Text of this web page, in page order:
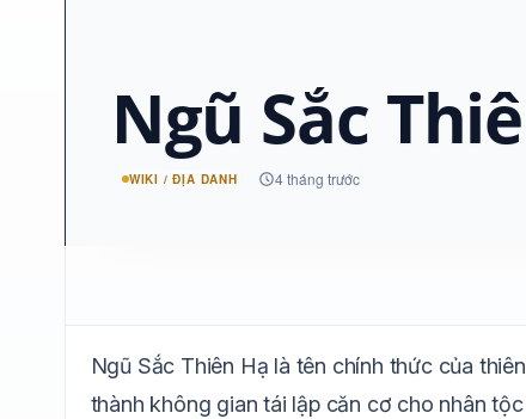
Ngũ Sắc
WIKI / ĐỊA DANH 4 tháng trước
Ngũ Sắc Thiên Hạ là tên chính thức của
thành không gian tái lập căn cơ cho nhân